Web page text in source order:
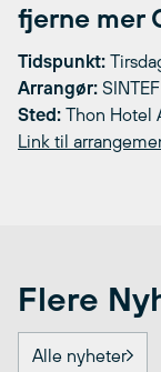
fjerne mer
Tidspunkt:
Arrangør:
Sted: Thon Hotel
Link til
Flere
Alle nyheter